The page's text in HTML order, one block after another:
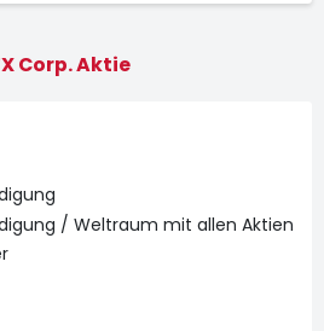
Corp. Aktie
/ Weltraum mit allen Aktien